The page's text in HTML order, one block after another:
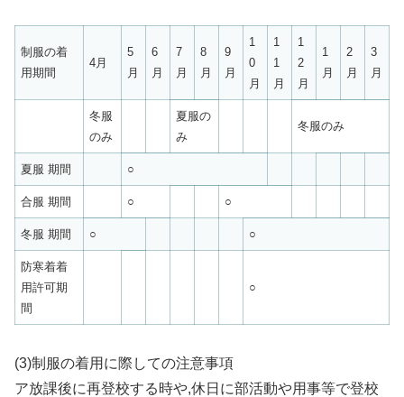
制服の着
用期間
4月
5
月
6
月
7
月
8
月
9
月
1
0
月
1
1
月
1
2
月
1
月
2
月
3
月
冬服
のみ
夏服の
み
冬服のみ
夏服 期間 ○
合服 期間 ○ ○
冬服 期間 ○ ○
防寒着着
用許可期
間
○
(3)制服の着用に際しての注意事項
ア放課後に再登校する時や,休日に部活動や用事等で登校